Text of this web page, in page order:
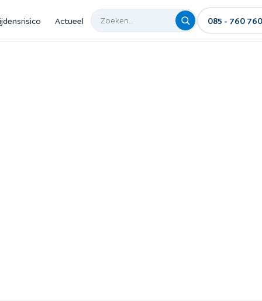
Actueel 085 - 760